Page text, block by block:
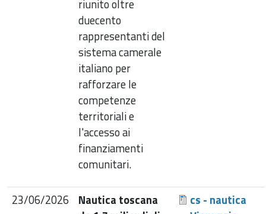
riunito oltre
duecento
rappresentanti del
sistema camerale
italiano per
rafforzare le
competenze
territoriali e
l'accesso ai
finanziamenti
comunitari.
23/06/2026
Nautica toscana
cs - nautica